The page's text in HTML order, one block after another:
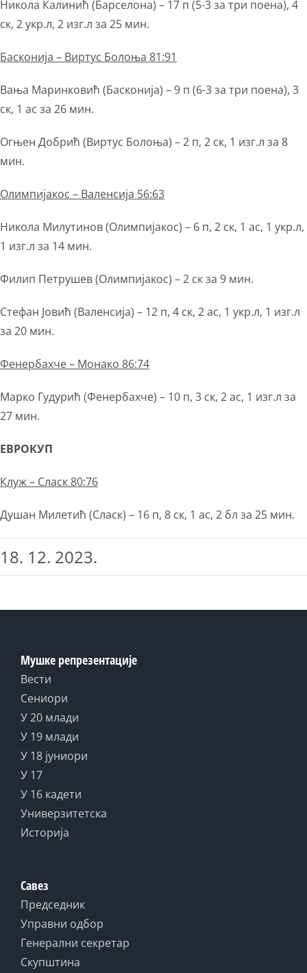
Никола Калинић (Барселона) – 17 п (5-3 за три поена), 4
ск, 2 укр.л, 2 изг.л за 25 мин.
Басконија – Виртус Болоња 81:91
Вања Маринковић (Басконија) – 9 п (6-3 за три поена), 3
ск, 1 ас за 26 мин.
Огњен Добрић (Виртус Болоња) – 2 п, 2 ск, 1 изг.л за 8
мин.
Олимпијакос – Валенсија 56:63
Никола Милутинов (Олимпијакос) – 6 п, 2 ск, 1 ас, 1 укр.л,
1 изг.л за 14 мин.
Филип Петрушев (Олимпијакос) – 2 ск за 9 мин.
Стефан Јовић (Валенсија) – 12 п, 4 ск, 2 ас, 1 укр.л, 1 изг.л
за 20 мин.
Фенербахче – Монако 86:74
Марко Гудурић (Фенербахче) – 10 п, 3 ск, 2 ас, 1 изг.л за
27 мин.
ЕВРОКУП
Клуж – Сласк 80:76
Душан Милетић (Сласк) – 16 п, 8 ск, 1 ас, 2 бл за 25 мин.
18. 12. 2023.
Мушке репрезентације
Вести
Сениори
У 20 млади
У 19 млади
У 18 јуниори
У 17
У 16 кадети
Универзитетска
Историја
Савез
Председник
Управни одбор
Генерални секретар
Скупштина